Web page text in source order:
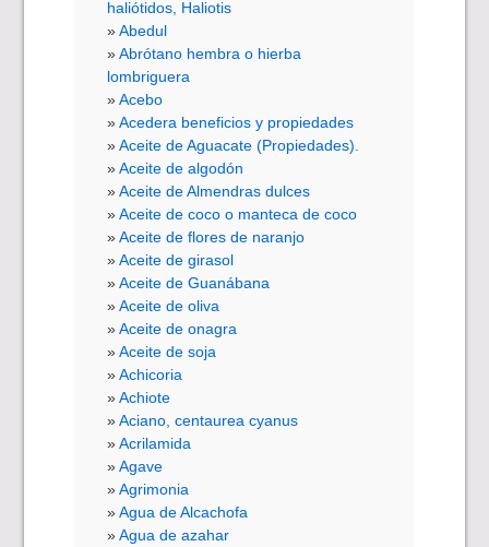
haliótidos, Haliotis
Abedul
Abrótano hembra o hierba
lombriguera
Acebo
Acedera beneficios y propiedades
Aceite de Aguacate (Propiedades).
Aceite de algodón
Aceite de Almendras dulces
Aceite de coco o manteca de coco
Aceite de flores de naranjo
Aceite de girasol
Aceite de Guanábana
Aceite de oliva
Aceite de onagra
Aceite de soja
Achicoria
Achiote
Aciano, centaurea cyanus
Acrilamida
Agave
Agrimonia
Agua de Alcachofa
Agua de azahar